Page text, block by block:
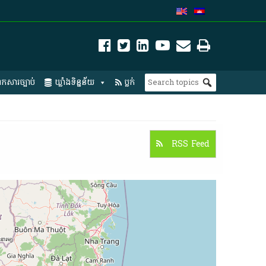
សារច្បាប់ ឃ្លាំងទិន្នន័យ ប្លក់
RSS Feed